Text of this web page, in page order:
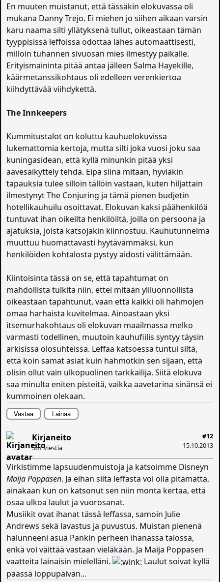
En muuten muistanut, että tässäkin elokuvassa oli
mukana Danny Trejo. Ei miehen jo siihen aikaan varsin
karu naama silti yllätyksenä tullut, oikeastaan tämän
tyyppisissä leffoissa odottaa lähes automaattisesti,
milloin tuhannen sivuosan mies ilmestyy paikalle.
Erityismaininta pitää antaa jälleen Salma Hayekille,
käärmetanssikohtaus oli edelleen verenkiertoa
kiihdyttävää viihdykettä.
The Innkeepers
Kummitustalot on koluttu kauhuelokuvissa
lukemattomia kertoja, mutta silti joka vuosi joku saa
kuningasidean, että kyllä minunkin pitää yksi
aavesäikyttely tehdä. Eipä siinä mitään, hyviäkin
tapauksia tulee silloin tällöin vastaan, kuten hiljattain
ilmestynyt The Conjuring ja tämä pienen budjetin
hotellikauhuilu osoittavat. Elokuvan kaksi päähenkilöä
tuntuvat ihan oikeilta henkilöiltä, joilla on persoona ja
ajatuksia, joista katsojakin kiinnostuu. Kauhutunnelma
muuttuu huomattavasti hyytävämmäksi, kun
henkilöiden kohtalosta pystyy aidosti välittämään.
Kiintoisinta tässä on se, että tapahtumat on
mahdollista tulkita niin, ettei mitään yliluonnollista
oikeastaan tapahtunut, vaan että kaikki oli hahmojen
omaa harhaista kuvitelmaa. Ainoastaan yksi
itsemurhakohtaus oli elokuvan maailmassa melko
varmasti todellinen, muutoin kauhufiilis syntyy täysin
arkisissa olosuhteissa. Leffaa katsoessa tuntui siltä,
että koin samat asiat kuin hahmotkin sen sijaan, että
olisin ollut vain ulkopuolinen tarkkailija. Siitä elokuva
saa minulta eniten pisteitä, vaikka aavetarina sinänsä ei
kummoinen olekaan.
Vastaa Lainaa
#12
15.10.2013
Kirjaneito
567 viestiä
Virkistimme lapsuudenmuistoja ja katsoimme Disneyn
Maija Poppasen. Ja eihän siitä leffasta voi olla pitämättä,
ainakaan kun on katsonut sen niin monta kertaa, että
osaa ulkoa laulut ja vuorosanat.
Musiikit ovat ihanat tässä leffassa, samoin Julie
Andrews sekä lavastus ja puvustus. Muistan pienenä
halunneeni asua Pankin perheen ihanassa talossa,
enkä voi väittää vastaan vieläkään. Ja Maija Poppasen
vaatteita lainaisin mielelläni.
Laulut soivat kyllä
päässä loppupäivän...